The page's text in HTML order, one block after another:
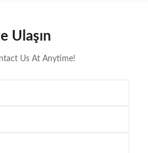
it’s fully charged
Ulaşın
Us At Anytime!